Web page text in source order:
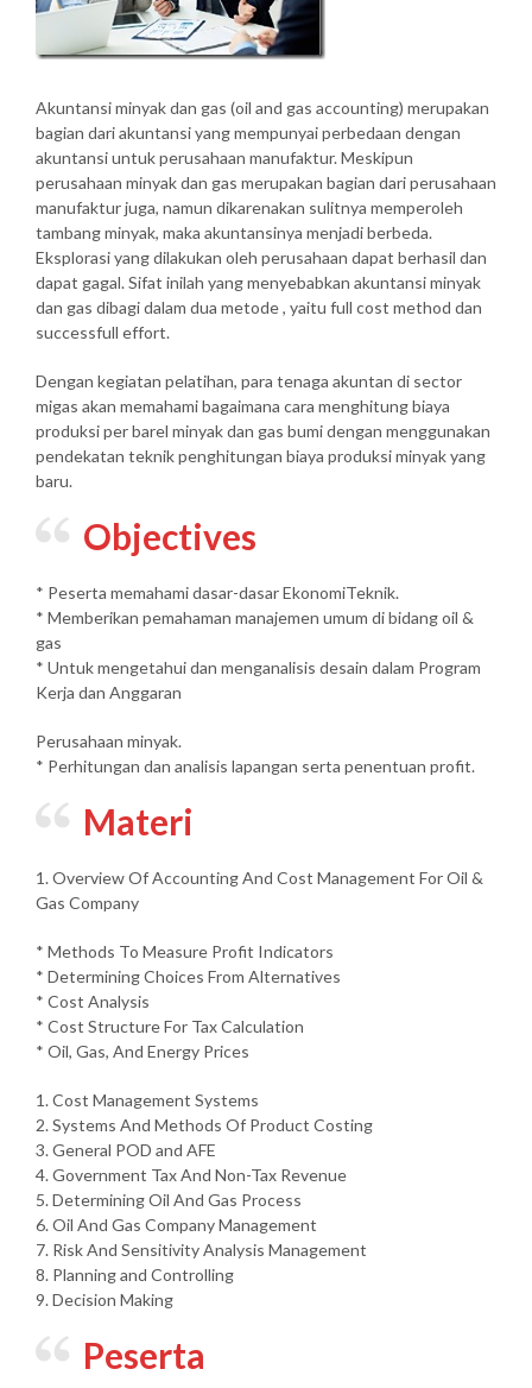
Akuntansi minyak dan gas (oil and gas accounting) merupakan
bagian dari akuntansi yang mempunyai perbedaan dengan
akuntansi untuk perusahaan manufaktur. Meskipun
perusahaan minyak dan gas merupakan bagian dari perusahaan
manufaktur juga, namun dikarenakan sulitnya memperoleh
tambang minyak, maka akuntansinya menjadi berbeda.
Eksplorasi yang dilakukan oleh perusahaan dapat berhasil dan
dapat gagal. Sifat inilah yang menyebabkan akuntansi minyak
dan gas dibagi dalam dua metode , yaitu full cost method dan
successfull effort.
Dengan kegiatan pelatihan, para tenaga akuntan di sector
migas akan memahami bagaimana cara menghitung biaya
produksi per barel minyak dan gas bumi dengan menggunakan
pendekatan teknik penghitungan biaya produksi minyak yang
baru.
Objectives
* Peserta memahami dasar-dasar EkonomiTeknik.
* Memberikan pemahaman manajemen umum di bidang oil &
gas
* Untuk mengetahui dan menganalisis desain dalam Program
Kerja dan Anggaran
Perusahaan minyak.
* Perhitungan dan analisis lapangan serta penentuan profit.
Materi
1. Overview Of Accounting And Cost Management For Oil &
Gas Company
* Methods To Measure Profit Indicators
* Determining Choices From Alternatives
* Cost Analysis
* Cost Structure For Tax Calculation
* Oil, Gas, And Energy Prices
1. Cost Management Systems
2. Systems And Methods Of Product Costing
3. General POD and AFE
4. Government Tax And Non-Tax Revenue
5. Determining Oil And Gas Process
6. Oil And Gas Company Management
7. Risk And Sensitivity Analysis Management
8. Planning and Controlling
9. Decision Making
Peserta